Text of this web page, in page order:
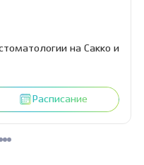
на Сакко и
Расписание